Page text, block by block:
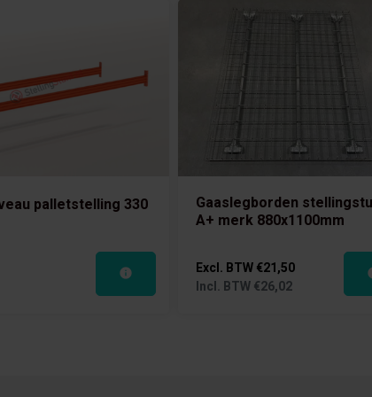
palletstelling 330
Gaaslegborden
A+ merk 880x1100mm
Excl. BTW€21,50
Incl. BTW€26,02